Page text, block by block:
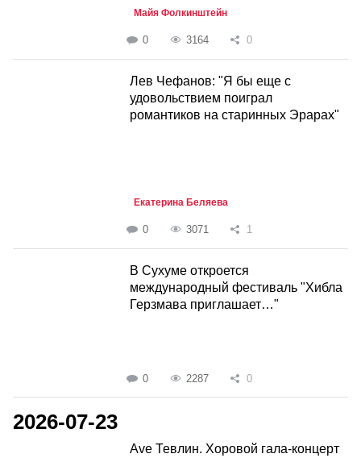
Майя Фолкинштейн
0 3164 0
Лев Чефанов: "Я бы еще с
удовольствием поиграл
романтиков на старинных Эрарах"
Екатерина Беляева
0 3071 1
В Сухуме откроется
международный фестиваль "Хибла
Герзмава приглашает…"
0 2287 0
2026-07-23
Ave Тевлин. Хоровой гала-концерт